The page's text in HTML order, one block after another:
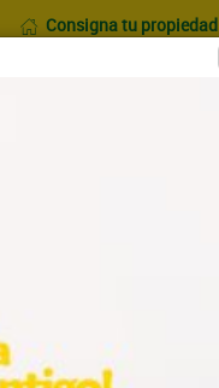
Consigna tu propiedad